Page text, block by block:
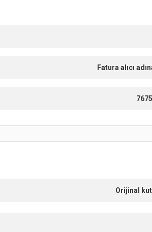
Fatura alıcı
Orijinal